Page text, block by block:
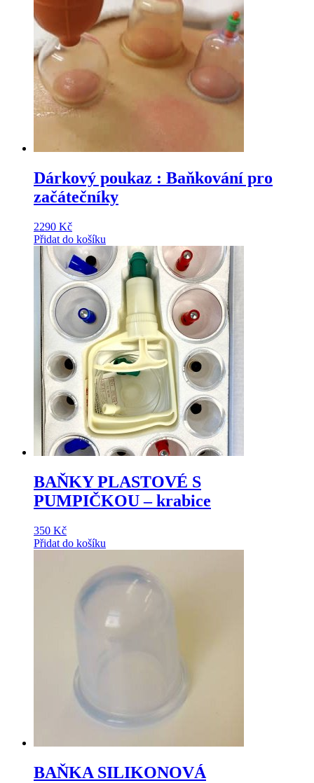
Dárkový poukaz : Baňkování pro
začátečníky
2290 Kč
Přidat do košíku
BAŇKY PLASTOVÉ S
PUMPIČKOU – krabice
350 Kč
Přidat do košíku
BAŇKA SILIKONOVÁ